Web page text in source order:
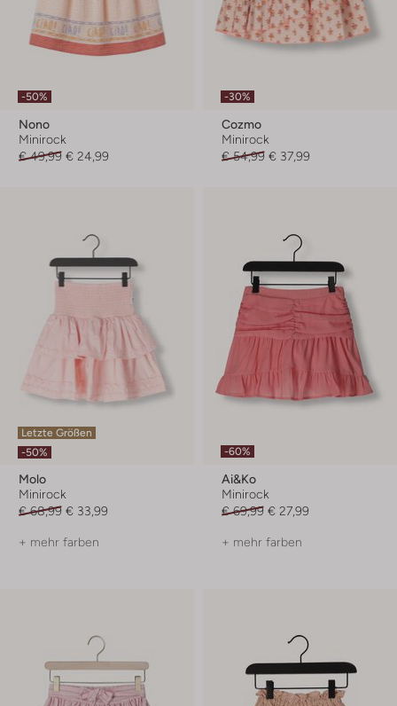
-50%
Nono
Minirock
€ 49,99 € 24,99
-30%
Cozmo
Minirock
€ 54,99 € 37,99
Letzte Größen
-50%
Molo
Minirock
€ 68,99 € 33,99
+ mehr farben
-60%
Ai&ko
Minirock
€ 69,99 € 27,99
+ mehr farben